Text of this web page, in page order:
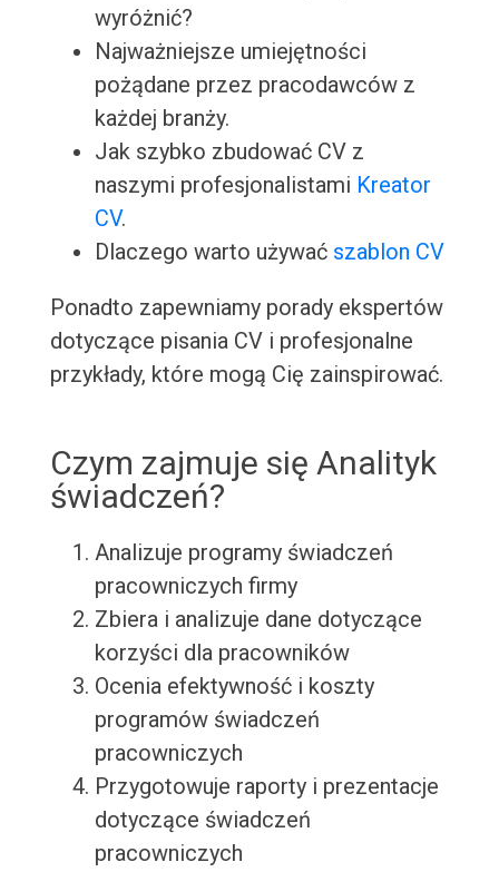
wyróżnić?
Najważniejsze umiejętności
pożądane przez pracodawców z
każdej branży.
Jak szybko zbudować CV z
naszymi profesjonalistami Kreator
CV.
Dlaczego warto używać szablon CV
Ponadto zapewniamy porady ekspertów
dotyczące pisania CV i profesjonalne
przykłady, które mogą Cię zainspirować.
Czym zajmuje się Analityk
świadczeń?
Analizuje programy świadczeń
pracowniczych firmy
Zbiera i analizuje dane dotyczące
korzyści dla pracowników
Ocenia efektywność i koszty
programów świadczeń
pracowniczych
Przygotowuje raporty i prezentacje
dotyczące świadczeń
pracowniczych